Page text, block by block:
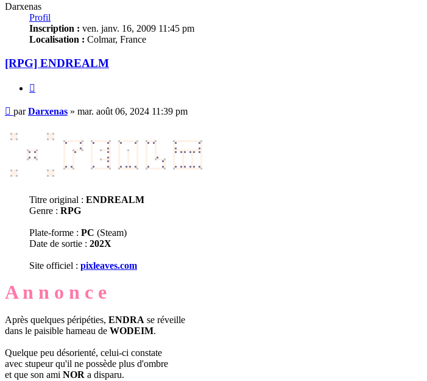
Darxenas
Profil
Inscription : ven. janv. 16, 2009 11:45 pm
Localisation : Colmar, France
[RPG] ENDREALM
Message
non
lu
parDarxenas » mar. août 06, 2024 11:39 pm
Titre original : ENDREALM
Genre : RPG
Plate-forme : PC (Steam)
Date de sortie : 202X
Site officiel : pixleaves.com
A n n o n c e
Après quelques péripéties, ENDRA se réveille
dans le paisible hameau de WODEIM.
Quelque peu désorienté, celui-ci constate
avec stupeur qu'il ne possède plus d'ombre
et que son ami NOR a disparu.